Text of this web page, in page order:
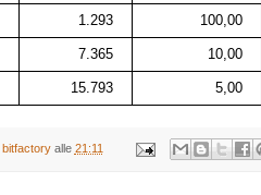
1.293 100,00
7.365 10,00
15.793 5,00
bitfactory alle 21:11